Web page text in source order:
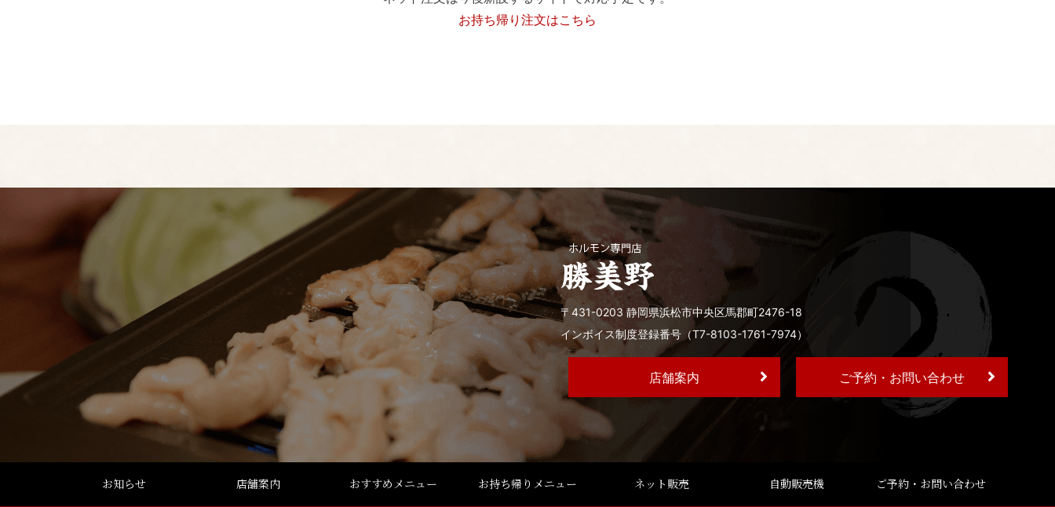
お持ち帰り注文はこちら
〒431-0203 静岡県浜松市中央区馬郡町2476-18
インボイス制度登録番号（T7-8103-1761-7974）
店舗案内 ご予約・お問い合わせ
お知らせ 店舗案内 おすすめメニュー お持ち帰りメニュー ネット販売 自動販売機 ご予約・お問い合わせ